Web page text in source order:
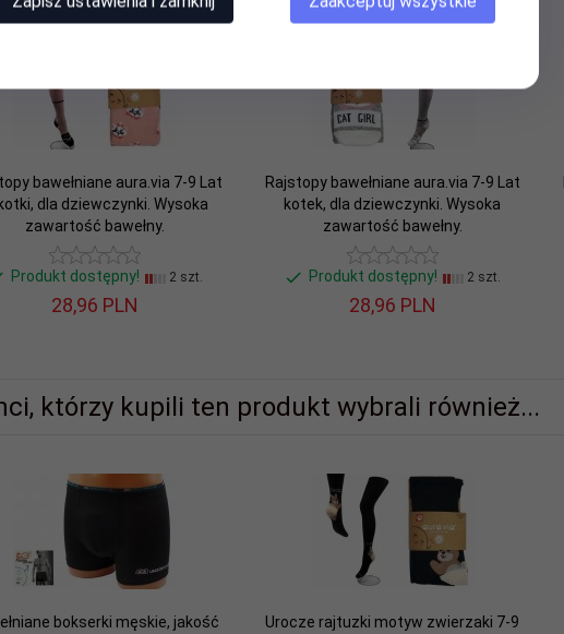
bawełniane aura.via 7-9 Lat
dla dziewczynki. Wysoka
zawartość bawełny.
Produkt dostępny! 2 szt.
28,96 PLN
Rajstopy bawełniane aura.via 7-9 Lat
kotek, dla dziewczynki. Wysoka
zawartość bawełny.
Produkt dostępny! 2 szt.
28,96 PLN
którzy kupili ten produkt wybrali również...
bokserki męskie, jakość
Urocze rajtuzki motyw zwierzaki 7-9